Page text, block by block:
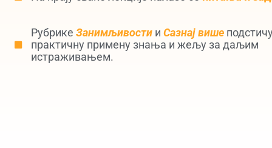
Рубрике Занимљивости и Сазнај више
практичну примену знања и жељу за даљим
истраживањем.